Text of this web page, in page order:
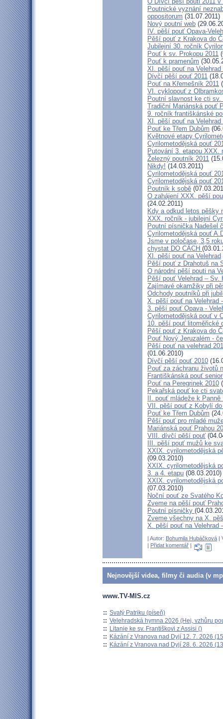
Poutnické vyznání
oppositorum (31.07.2011)
Nový poutní web
IV. pěší pouť Opava-
Pěší pouť z Krakova do
Jubilejní 30. ročník
Pouť k sv. Prokopu 2011
Pouť k pramenům
XI. pěší pouť na Velehrad
Dívčí pěší pouť 2011
Pouť na Křemešník 2011
VI. cyklopouť z
Poutní slavnost ke cti sv.
Tradiční Mariánská pouť
9. ročník františkánské
XI. pěší pouť na
Pouť ke Třem Dubům
Květnové etapy
Cyrilometodějská pouť
Putování 3. etapou XXX.
Železný poutník 2011
Nikdy! (14.03.2011)
Cyrilometodějská pouť
Cyrilometodějská pouť
Poutník k sobě
O zahájení XXX. pěší
(24.02.2011)
Kdy a odkud letos pěšky
XXX. ročník - jubilejní
Poutní písnička Nadešel
Cyrilometodějská pouť
Jsme v poločase, 3,5
chystat DO CÁCH
XI. pěší pouť na Velehrad
Pěší pouť z Drahotuš na
O národní pěší pouti na
Pěší pouť Velehrad – Sv.
Zajímavé okamžiky při
Odchody poutníků při
X. pěší pouť na Velehrad
3. pěší pouť Opava -
Cyrilometodějská pouť v
10. pěší pouť litoměřické
Pěší pouť z Krakova do
Pouť Nový Jeruzalém -
Pěší pouť na velehrad
(01.06.2010)
Dívčí pěší pouť 2010
Pouť za záchranu životů
Františkánská pouť
Pouť na Peregrinek 2010
Pekařská pouť ke cti
II. pouť mládeže k
VII. pěší pouť z Kobylí
Pouť ke Třem Dubům
Pěší pouť pro mladé
Mariánská pouť Prahou
VIII. dívčí pěší pouť
III. pěší pouť mužů ke
XXIX. cyrilometodějská
(09.03.2010)
XXIX. cyrilometodějská
3. a 4. etapu (08.03.2010)
XXIX. cyrilometodějská
(07.03.2010)
Noční pouť ze Svatého
Zveme na pěší pouť
Poutní písničky
Zveme všechny na X.
X. pěší pouť na Velehrad
| Autor: Bohumila Hubáčková |
| Přidat komentář |
Nejnovější videa, filmy či audia (v
www.TV-MIS.cz
:: Svatý Patriku (píseň)
:: Velehradská hymna 2026 (Hej, vzhůru
:: Litanie ke sv. Františkovi z Assisi ()
:: Kázání z Vranova nad Dyjí 12. 7. 2026
:: Kázání z Vranova nad Dyjí 28. 6. 2026